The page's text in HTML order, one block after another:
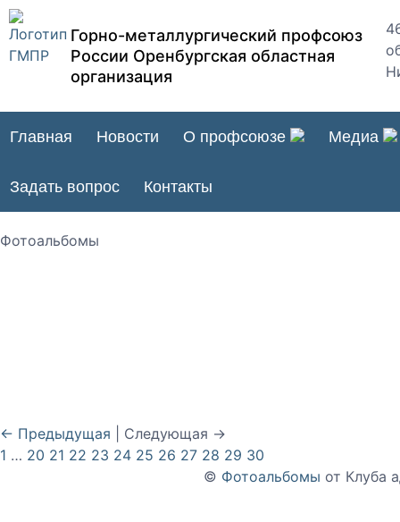
Горно-металлургический профсоюз
России Оренбургская областная
организация
Главная Новости О профсоюзе Медиа
Задать вопрос Контакты
Фотоальбомы
← Предыдущая | Следующая →
1 … 20 21 22 23 24 25 26 27 28 29 30
© Фотоальбомы от Клуба